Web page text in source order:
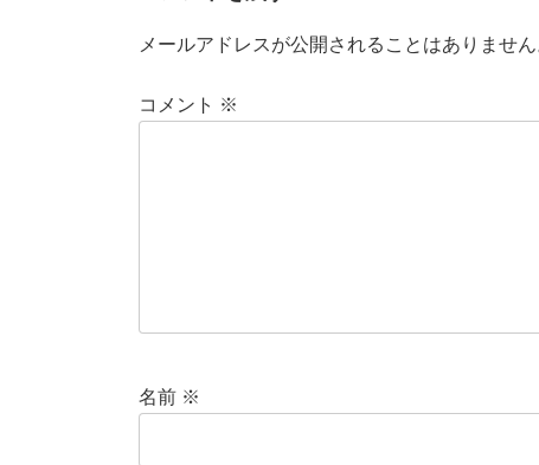
メールアドレスが公開されることはありません
コメント ※
名前 ※